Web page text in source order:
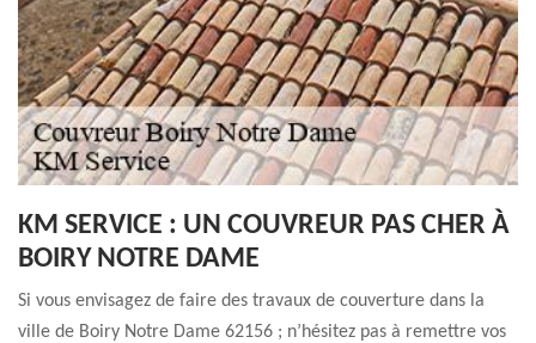
KM SERVICE : UN COUVREUR PAS CHER À
BOIRY NOTRE DAME
Si vous envisagez de faire des travaux de couverture dans la
ville de Boiry Notre Dame 62156 ; n’hésitez pas à remettre vos